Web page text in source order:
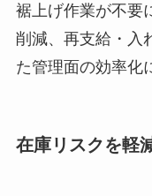
裾上げ作業が不要
削減、再支給・入
た管理面の効率化
在庫リスクを軽